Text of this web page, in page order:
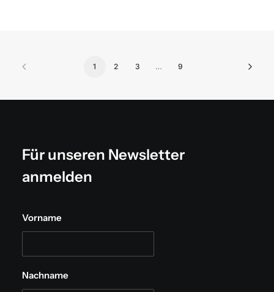
1 2 3 … 9
Für unseren Newsletter
anmelden
Vorname
Nachname